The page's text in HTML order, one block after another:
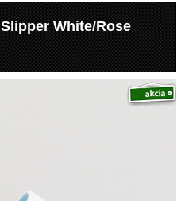
White/Rose